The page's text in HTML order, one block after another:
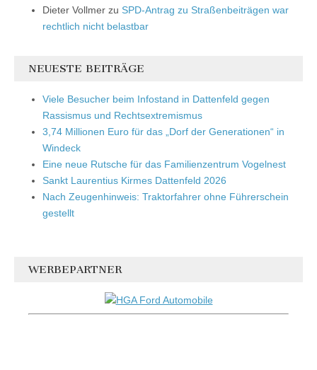
Dieter Vollmer zu SPD-Antrag zu Straßenbeiträgen war
rechtlich nicht belastbar
NEUESTE BEITRÄGE
Viele Besucher beim Infostand in Dattenfeld gegen
Rassismus und Rechtsextremismus
3,74 Millionen Euro für das „Dorf der Generationen“ in
Windeck
Eine neue Rutsche für das Familienzentrum Vogelnest
Sankt Laurentius Kirmes Dattenfeld 2026
Nach Zeugenhinweis: Traktorfahrer ohne Führerschein
gestellt
WERBEPARTNER